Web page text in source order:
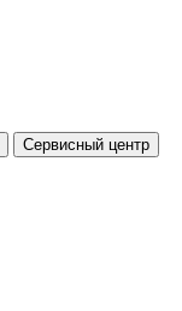
Сервисный центр